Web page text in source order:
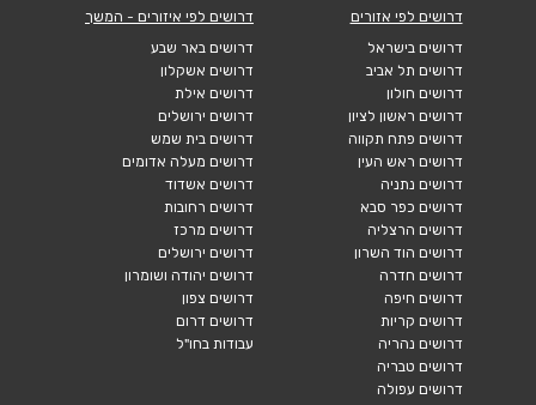
דרושים לפי אזורים
דרושים בישראל
דרושים תל אביב
דרושים חולון
דרושים ראשון לציון
דרושים פתח תקווה
דרושים ראש העין
דרושים נתניה
דרושים כפר סבא
דרושים הרצליה
דרושים הוד השרון
דרושים חדרה
דרושים חיפה
דרושים קריות
דרושים נהריה
דרושים טבריה
דרושים עפולה
דרושים לפי איזורים - המשך
דרושים באר שבע
דרושים אשקלון
דרושים אילת
דרושים ירושלים
דרושים בית שמש
דרושים מעלה אדומים
דרושים אשדוד
דרושים רחובות
דרושים מרכז
דרושים ירושלים
דרושים יהודה ושומרון
דרושים צפון
דרושים דרום
עבודות בחו"ל